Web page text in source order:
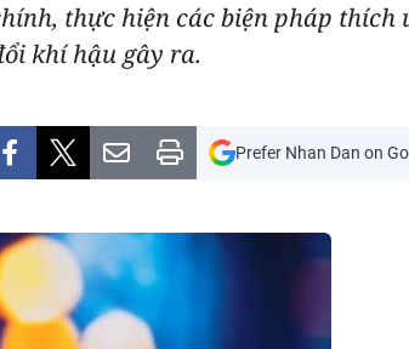
thực hiện các biện pháp
khí hậu gây ra.
Prefer Nhan Dan on